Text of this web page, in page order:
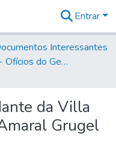
Entrar
Interessantes
Volume 85 - Ofícios do General Francisco da Cunha Menezes (Governador da Capitania): 1782- 1786
da Villa
Grugel